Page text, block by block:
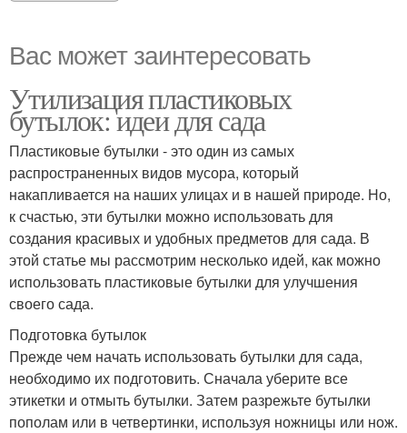
Вас может заинтересовать
Утилизация пластиковых
бутылок: идеи для сада
Пластиковые бутылки - это один из самых
распространенных видов мусора, который
накапливается на наших улицах и в нашей природе. Но,
к счастью, эти бутылки можно использовать для
создания красивых и удобных предметов для сада. В
этой статье мы рассмотрим несколько идей, как можно
использовать пластиковые бутылки для улучшения
своего сада.
Подготовка бутылок
Прежде чем начать использовать бутылки для сада,
необходимо их подготовить. Сначала уберите все
этикетки и отмыть бутылки. Затем разрежьте бутылки
пополам или в четвертинки, используя ножницы или нож.